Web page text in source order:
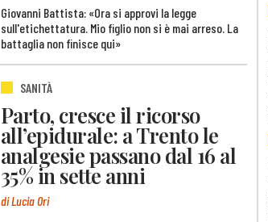
Giovanni Battista: «Ora si approvi la legge
sull'etichettatura. Mio figlio non si è mai arreso. La
battaglia non finisce qui»
SANITÀ
Parto, cresce il ricorso
all’epidurale: a Trento le
analgesie passano dal 16 al
35% in sette anni
di Lucia Ori